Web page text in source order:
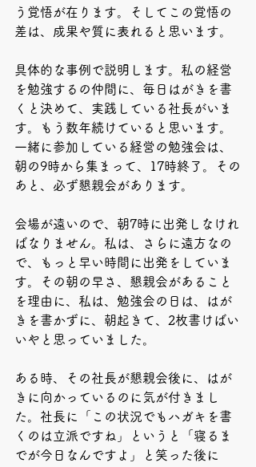
う覚悟が在ります。そしてこの覚悟の
差は、成果や質に表れると思います。
具体的な事例で説明します。私の経営
を勉強するの仲間に、毎日はがきを書
くと決めて、実践している社長がいま
す。もう数年続けていると思います。
一緒に参加している経営の勉強会は、
朝の9時から集まって、17時終了。その
あと、必ず懇親会があります。
会場が遠いので、朝7時に出発しなけれ
ばなりません。私は、さらに遠方なの
で、もっと早い時間に出発をしていま
す。その朝の早さ、懇親会があること
を理由に、私は、勉強会の日は、はが
きを書かずに、朝起きて、2枚書けばい
いやと思っていました。
ある時、その社長が懇親会後に、はが
きに向かっているのに気が付きまし
た。社長に「この状況でもハガキを書
くのは立派ですね」というと「寝るま
でが今日なんですよ」と笑った後に